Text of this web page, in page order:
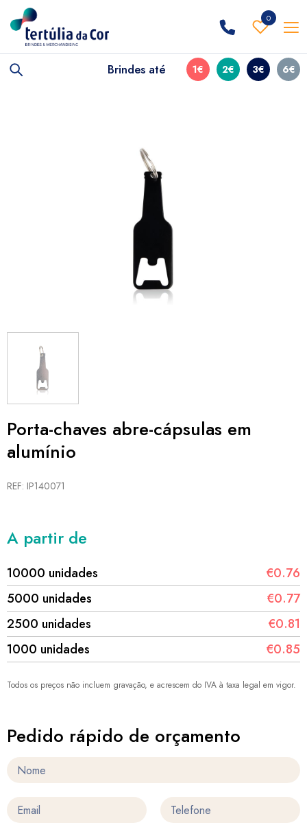
0
Brindes até 1€ 2€ 3€ 6€
Porta-chaves abre-cápsulas em
alumínio
REF: IP140071
A partir de
10000 unidades
€0.76
5000 unidades
€0.77
2500 unidades
€0.81
1000 unidades
€0.85
Todos os preços não incluem gravação, e acrescem do IVA à taxa legal em vigor.
Pedido rápido de orçamento